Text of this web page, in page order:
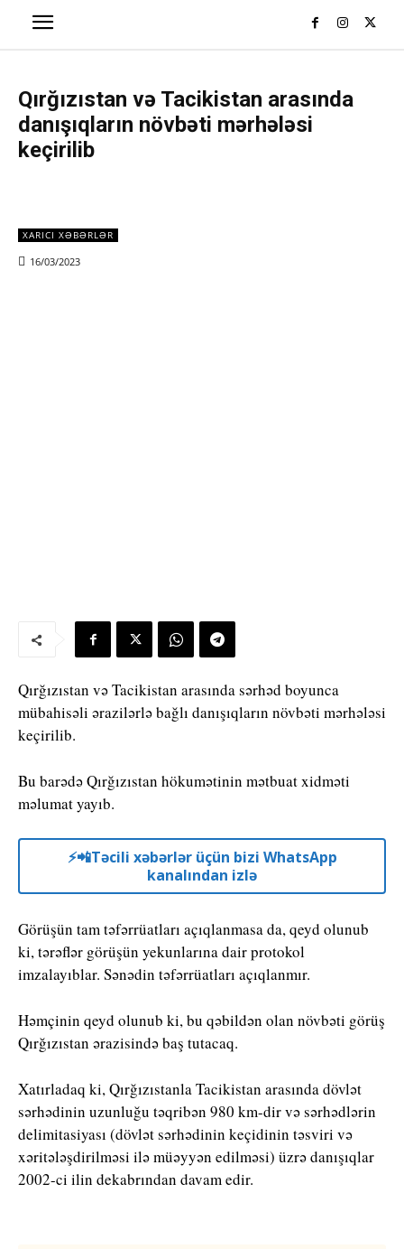
Qırğızıstan və Tacikistan arasında
danışıqların növbəti mərhələsi
keçirilib
XARICI XƏBƏRLƏR
16/03/2023
Qırğızıstan və Tacikistan arasında sərhəd boyunca
mübahisəli ərazilərlə bağlı danışıqların növbəti mərhələsi
keçirilib.
Bu barədə Qırğızıstan hökumətinin mətbuat xidməti
məlumat yayıb.
⚡️📲Təcili xəbərlər üçün bizi WhatsApp
kanalından izlə
Görüşün tam təfərrüatları açıqlanmasa da, qeyd olunub
ki, tərəflər görüşün yekunlarına dair protokol
imzalayıblar. Sənədin təfərrüatları açıqlanmır.
Həmçinin qeyd olunub ki, bu qəbildən olan növbəti görüş
Qırğızıstan ərazisində baş tutacaq.
Xatırladaq ki, Qırğızıstanla Tacikistan arasında dövlət
sərhədinin uzunluğu təqribən 980 km-dir və sərhədlərin
delimitasiyası (dövlət sərhədinin keçidinin təsviri və
xəritələşdirilməsi ilə müəyyən edilməsi) üzrə danışıqlar
2002-ci ilin dekabrından davam edir.